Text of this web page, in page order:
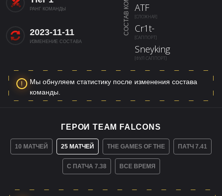
РАНГ КОМАНДЫ
2023-11-11
ИЗМЕНЕНИЕ СОСТАВА
ATF
[СЛОЖНАЯ]
Cr1t-
[САППОРТ]
Sneyking
[ФУЛ САППОРТ]
Мы обнуляем статистику после изменения состава
команды.
ГЕРОИ TEAM FALCONS
10 МАТЧЕЙ 25 МАТЧЕЙ THE GAMES OF THE ПАТЧ 7.41
С ПАТЧА 7.38 ВСЕ ВРЕМЯ